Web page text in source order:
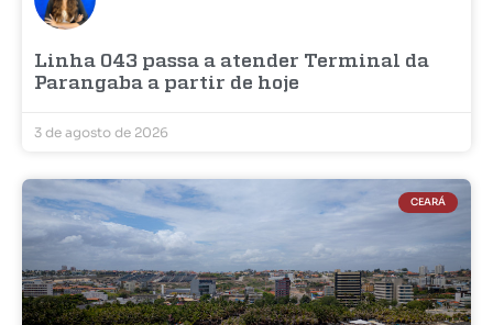
Linha 043 passa a atender Terminal da
Parangaba a partir de hoje
3 de agosto de 2026
CEARÁ